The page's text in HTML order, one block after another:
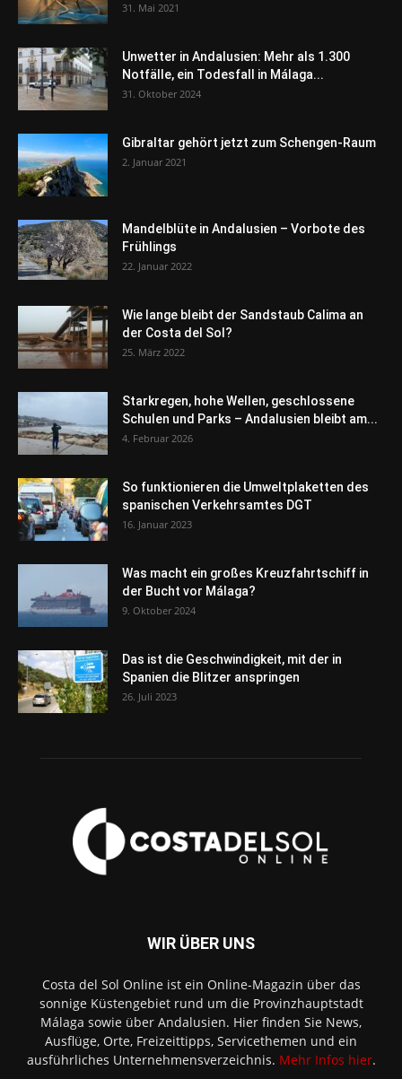
31. Mai 2021
Unwetter in Andalusien: Mehr als 1.300
Notfälle, ein Todesfall in Málaga...
31. Oktober 2024
Gibraltar gehört jetzt zum Schengen-Raum
2. Januar 2021
Mandelblüte in Andalusien – Vorbote des
Frühlings
22. Januar 2022
Wie lange bleibt der Sandstaub Calima an
der Costa del Sol?
25. März 2022
Starkregen, hohe Wellen, geschlossene
Schulen und Parks – Andalusien bleibt am...
4. Februar 2026
So funktionieren die Umweltplaketten des
spanischen Verkehrsamtes DGT
16. Januar 2023
Was macht ein großes Kreuzfahrtschiff in
der Bucht vor Málaga?
9. Oktober 2024
Das ist die Geschwindigkeit, mit der in
Spanien die Blitzer anspringen
26. Juli 2023
WIR ÜBER UNS
Costa del Sol Online ist ein Online-Magazin über das
sonnige Küstengebiet rund um die Provinzhauptstadt
Málaga sowie über Andalusien. Hier finden Sie News,
Ausflüge, Orte, Freizeittipps, Servicethemen und ein
ausführliches Unternehmensverzeichnis. Mehr Infos hier.